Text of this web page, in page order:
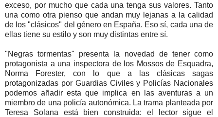
exceso, por mucho que cada una tenga sus valores. Tanto
una como otra pienso que andan muy lejanas a la calidad
de los "clásicos" del género en España. Eso sí, cada una de
ellas tiene su estilo y son muy distintas entre sí.
"Negras tormentas" presenta la novedad de tener como
protagonista a una inspectora de los Mossos de Esquadra,
Norma Forester, con lo que a las clásicas sagas
protagonizadas por Guardias Civiles y Policías Nacionales
podemos añadir esta que implica en las aventuras a un
miembro de una policía autonómica. La trama planteada por
Teresa Solana está bien construida: el lector sigue el